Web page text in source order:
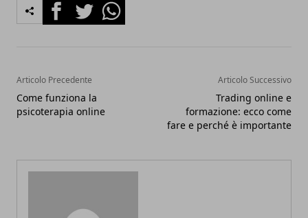
FacebookTwitterWhatsapp
Articolo Precedente
Come funziona la
psicoterapia online
Articolo Successivo
Trading online e
formazione: ecco come
fare e perché è importante